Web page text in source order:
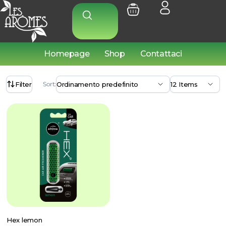
Homepage Shop Contattaci
Filter Sort:
Hex lemon